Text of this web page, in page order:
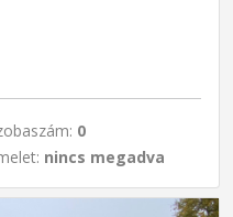
0
nincs megadva